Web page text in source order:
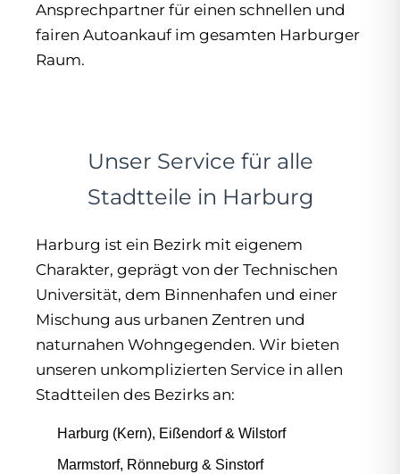
Ansprechpartner für einen schnellen und
fairen Autoankauf im gesamten Harburger
Raum.
Unser Service für alle
Stadtteile in Harburg
Harburg ist ein Bezirk mit eigenem
Charakter, geprägt von der Technischen
Universität, dem Binnenhafen und einer
Mischung aus urbanen Zentren und
naturnahen Wohngegenden. Wir bieten
unseren unkomplizierten Service in allen
Stadtteilen des Bezirks an:
Harburg (Kern), Eißendorf & Wilstorf
Marmstorf, Rönneburg & Sinstorf